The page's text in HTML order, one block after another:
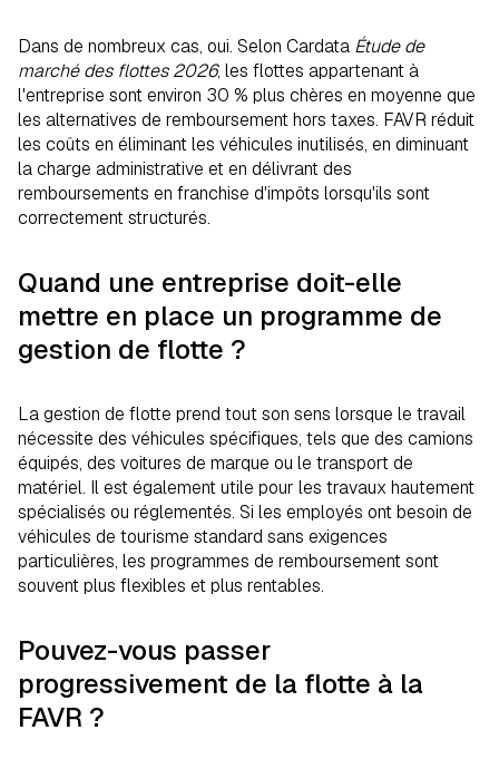
Dans de nombreux cas, oui. Selon Cardata Étude de
marché des flottes 2026, les flottes appartenant à
l'entreprise sont environ 30 % plus chères en moyenne que
les alternatives de remboursement hors taxes. FAVR réduit
les coûts en éliminant les véhicules inutilisés, en diminuant
la charge administrative et en délivrant des
remboursements en franchise d'impôts lorsqu'ils sont
correctement structurés.
Quand une entreprise doit-elle
mettre en place un programme de
gestion de flotte ?
La gestion de flotte prend tout son sens lorsque le travail
nécessite des véhicules spécifiques, tels que des camions
équipés, des voitures de marque ou le transport de
matériel. Il est également utile pour les travaux hautement
spécialisés ou réglementés. Si les employés ont besoin de
véhicules de tourisme standard sans exigences
particulières, les programmes de remboursement sont
souvent plus flexibles et plus rentables.
Pouvez-vous passer
progressivement de la flotte à la
FAVR ?